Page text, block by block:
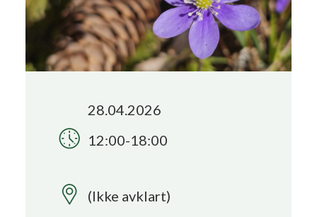
Faggrupper
Medlemmer
Om oss
28.04.2026
12:00-18:00
(Ikke avklart)